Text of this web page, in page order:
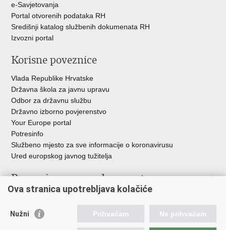
e-Savjetovanja
Portal otvorenih podataka RH
Središnji katalog službenih dokumenata RH
Izvozni portal
Korisne poveznice
Vlada Republike Hrvatske
Državna škola za javnu upravu
Odbor za državnu službu
Državno izborno povjerenstvo
Your Europe portal
Potresinfo
Službeno mjesto za sve informacije o koronavirusu
Ured europskog javnog tužitelja
Poveznice pravosudnog sustava
Državno odvjetništvo
Ured za suzbijanje korupcije i organiziranog kriminaliteta
Ova stranica upotrebljava kolačiće
Nužni Prihvaćam Ne prihvaćam